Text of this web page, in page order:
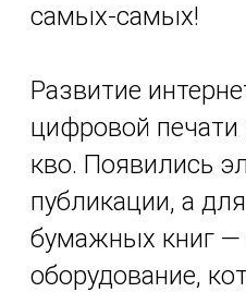
самых-самых!
Развитие
цифровой печати
кво. Появились
публикации, а
бумажных книг —
оборудование,